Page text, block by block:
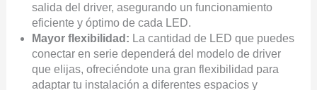
salida del driver, asegurando un funcionamiento
eficiente y óptimo de cada LED.
Mayor flexibilidad: La cantidad de LED que puedes
conectar en serie dependerá del modelo de driver
que elijas, ofreciéndote una gran flexibilidad para
adaptar tu instalación a diferentes espacios y